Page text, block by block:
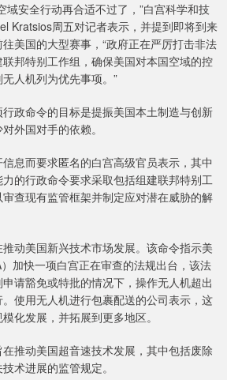
安全行动再合适不过了，”白宫科学和技
Kratsios周五对记者表示，并提到即将到来
美国的大型赛事，“政府正在严厉打击非法
邦特别工作组，确保美国对本国空域的控
人机列为优先事项。”
命令的目标是提振美国本土制造与创新
外国对手的依赖。
而要求匿名的白宫高级官员表示，其中
的行政命令要求采取包括组建联邦特别工
查现有监管框架并制定应对潜在威胁的解
美国新兴技术市场发展。该命令指示美
加快一项白宫正在审查的法规出台，该法
请豁免或特批的情况下，操作无人机超出
使用无人机进行包裹配送的公司表示，这
化发展，并拓展到更多地区。
动美国超音速技术发展，其中包括废除
术进展的监管规定。